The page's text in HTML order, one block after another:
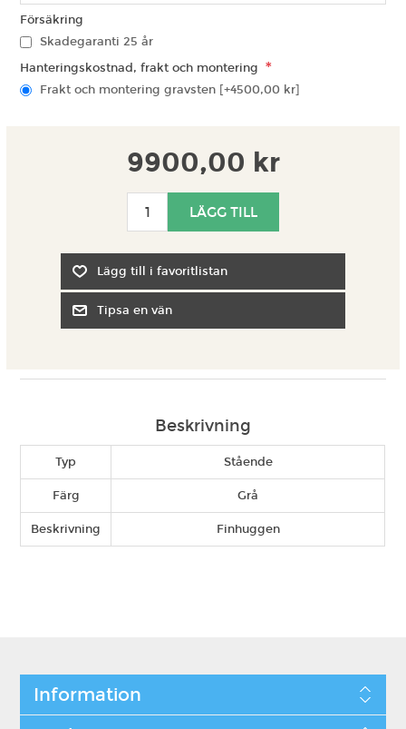
Försäkring
Skadegaranti 25 år
Hanteringskostnad, frakt och montering *
Frakt och montering gravsten [+4500,00 kr]
9900,00 kr
Beskrivning
Typ Stående
Färg Grå
Beskrivning Finhuggen
Information